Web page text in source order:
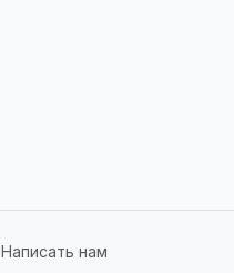
Написать нам